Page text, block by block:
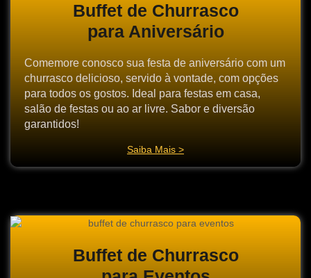
Buffet de Churrasco
para Aniversário
Comemore conosco sua festa de aniversário com um
churrasco delicioso, servido à vontade, com opções
para todos os gostos. Ideal para festas em casa,
salão de festas ou ao ar livre. Sabor e diversão
garantidos!
Saiba Mais >
Buffet de Churrasco